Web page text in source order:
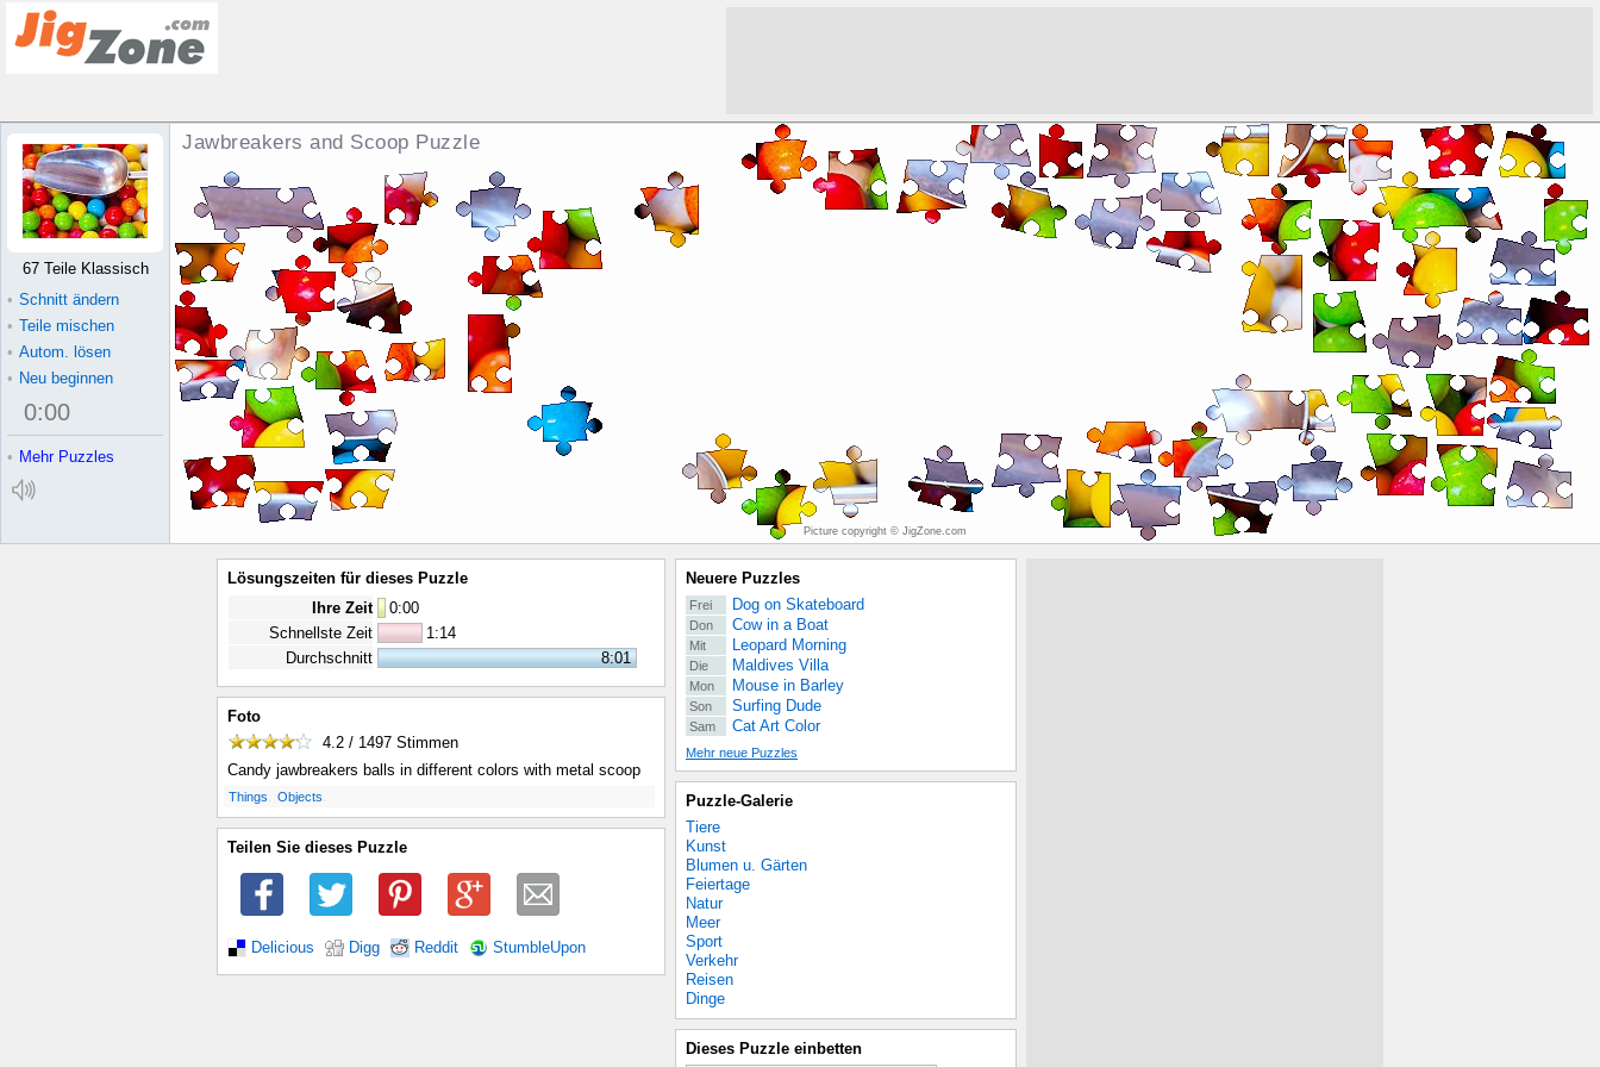
Jawbreakers and Scoop Puzzle
Picture copyright © JigZone.com
67 Teile Klassisch
• Schnitt ändern
• Teile mischen
• Autom. lösen
• Neu beginnen
0:00
• Mehr Puzzles
Lösungszeiten für dieses Puzzle
Ihre Zeit
0:00
Schnellste Zeit
1:14
Durchschnitt
8:01
Foto
4.2 / 1497 Stimmen
Candy jawbreakers balls in different colors with metal scoop
Things Objects
Teilen Sie dieses Puzzle
Delicious Digg Reddit StumbleUpon
Neuere Puzzles
Frei Dog on Skateboard
Don Cow in a Boat
Mit Leopard Morning
Die Maldives Villa
Mon Mouse in Barley
Son Surfing Dude
Sam Cat Art Color
Mehr neue Puzzles
Puzzle-Galerie
Tiere
Kunst
Blumen u. Gärten
Feiertage
Natur
Meer
Sport
Verkehr
Reisen
Dinge
Dieses Puzzle einbetten